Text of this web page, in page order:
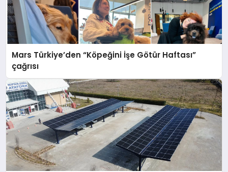
Mars Türkiye’den “Köpeğini İşe Götür Haftası”
çağrısı